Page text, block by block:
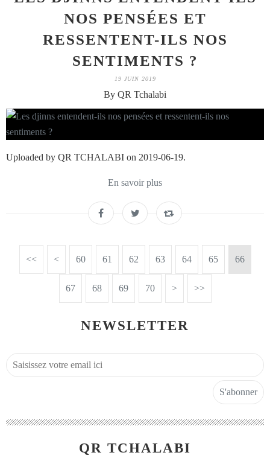
NOS PENSÉES ET
RESSENTENT-ILS NOS
SENTIMENTS ?
19 JUIN 2019
By QR Tchalabi
Uploaded by QR TCHALABI on 2019-06-19.
En savoir plus
<< < 10
20
30
40
50
60 61 62 63 64 65 66
67 68 69 70 80
90
100
> >>
NEWSLETTER
QR TCHALABI